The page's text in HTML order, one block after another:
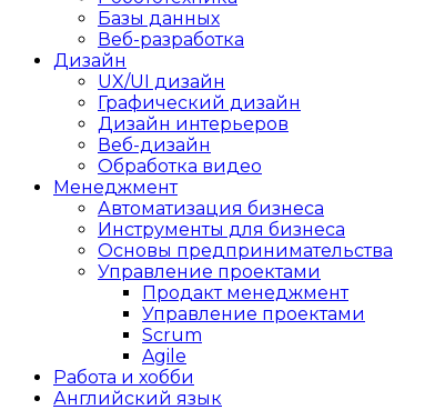
Базы данных
Веб-разработка
Дизайн
UX/UI дизайн
Графический дизайн
Дизайн интерьеров
Веб-дизайн
Обработка видео
Менеджмент
Автоматизация бизнеса
Инструменты для бизнеса
Основы предпринимательства
Управление проектами
Продакт менеджмент
Управление проектами
Scrum
Agile
Работа и хобби
Английский язык